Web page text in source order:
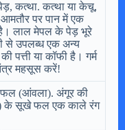
कत्था. कत्था या केचू,
पर पान में एक
लाल मेपल के पेड़ भूरे
से उपलब्ध एक अन्य
पत्ती या कॉफी है। गर्म
महसूस करें!
फल (आंवला). अंगूर की
के सूखे फल एक काले रंग